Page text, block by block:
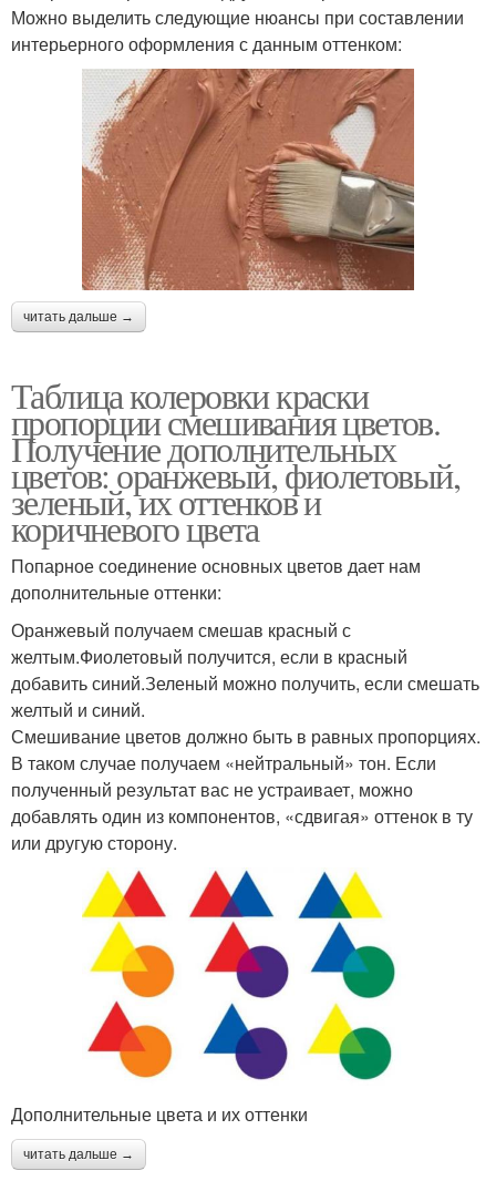
Можно выделить следующие нюансы при составлении
интерьерного оформления с данным оттенком:
читать дальше →
Таблица колеровки краски
пропорции смешивания цветов.
Получение дополнительных
цветов: оранжевый, фиолетовый,
зеленый, их оттенков и
коричневого цвета
Попарное соединение основных цветов дает нам
дополнительные оттенки:
Оранжевый получаем смешав красный с
желтым.Фиолетовый получится, если в красный
добавить синий.Зеленый можно получить, если смешать
желтый и синий.
Смешивание цветов должно быть в равных пропорциях.
В таком случае получаем «нейтральный» тон. Если
полученный результат вас не устраивает, можно
добавлять один из компонентов, «сдвигая» оттенок в ту
или другую сторону.
Дополнительные цвета и их оттенки
читать дальше →